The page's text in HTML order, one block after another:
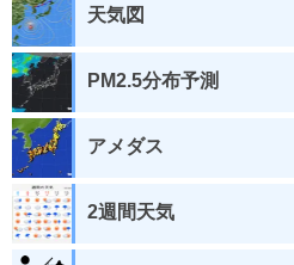
天気図
PM2.5分布予測
アメダス
2週間天気